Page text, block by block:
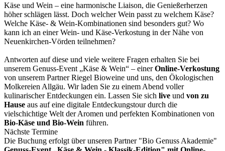
Käse und Wein – eine harmonische Liaison, die Genießerherzen
höher schlägen lässt. Doch welcher Wein passt zu welchem Käse?
Welche Käse- & Wein-Kombinationen sind besonders gut? Wo
kann ich an einer Wein- und Käse-Verkostung in der Nähe von
Neuenkirchen-Vörden teilnehmen?
Antworten auf diese und viele weitere Fragen erhalten Sie bei
unserem Genuss-Event „Käse & Wein“ – einerOnline-Verkostung
von unserem Partner Riegel Bioweine und uns, den Ökologischen
Molkereien Allgäu. Wir laden Sie zu einem Abend voller
kulinarischer Entdeckungen ein. Lassen Sie sich live und von zu
Hause aus auf eine digitale Entdeckungstour durch die
vielschichtige Welt der Aromen und perfekten Kombinationen von
Bio-Käse und Bio-Wein führen.
Nächste Termine
Die Buchung erfolgt über unseren Partner "Bio Genuss Akademie"